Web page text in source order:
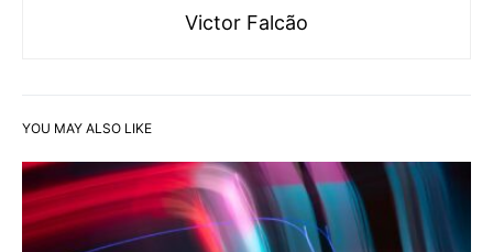
Victor Falcão
YOU MAY ALSO LIKE